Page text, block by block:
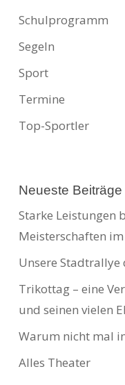
Schulprogramm
Segeln
Sport
Termine
Top-Sportler
Neueste Beiträge
Starke Leistungen
Meisterschaften
Unsere Stadtrallye
Trikottag – eine
und seinen vielen
Warum nicht mal
Alles Theater